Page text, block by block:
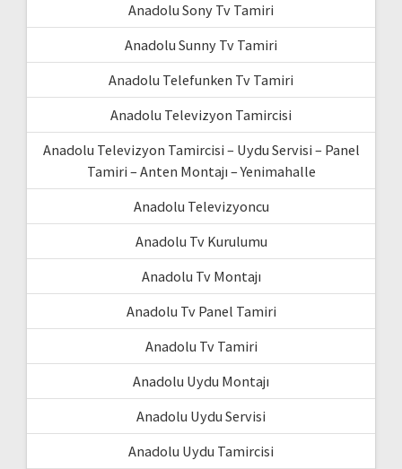
Anadolu Sony Tv Tamiri
Anadolu Sunny Tv Tamiri
Anadolu Telefunken Tv Tamiri
Anadolu Televizyon Tamircisi
Anadolu Televizyon Tamircisi – Uydu Servisi – Panel
Tamiri – Anten Montajı – Yenimahalle
Anadolu Televizyoncu
Anadolu Tv Kurulumu
Anadolu Tv Montajı
Anadolu Tv Panel Tamiri
Anadolu Tv Tamiri
Anadolu Uydu Montajı
Anadolu Uydu Servisi
Anadolu Uydu Tamircisi